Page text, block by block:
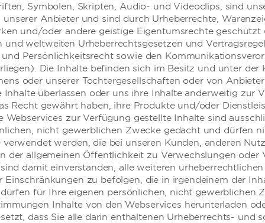
Symbolen, Skripten, Audio- und Videoclips, sind
Anbieter und sind durch Urheberrechte,
und/oder andere geistige Eigentumsrechte geschützt
und weltweiten Urheberrechtsgesetzen und
Persönlichkeitsrecht sowie den
Die Inhalte befinden sich im Besitz und unter der
oder unserer Tochtergesellschaften oder von
Inhalte überlassen oder uns ihre Inhalte anderweitig zur
Recht gewährt haben, ihre Produkte und/oder
Webservices zur Verfügung gestellte Inhalte sind
nicht gewerblichen Zwecke gedacht und dürfen
verwendet werden, die bei unseren Kunden, anderen
der allgemeinen Öffentlichkeit zu Verwechslungen oder
damit einverstanden, alle weiteren urheberrechtlichen
Einschränkungen zu befolgen, die in irgendeinem der
für Ihre eigenen persönlichen, nicht gewerblichen
Inhalte von den Webservices herunterladen
dass Sie alle darin enthaltenen Urheberrechts- und
HOTELS BY WYNDHAM
MIDSCALE LIFESTYLE